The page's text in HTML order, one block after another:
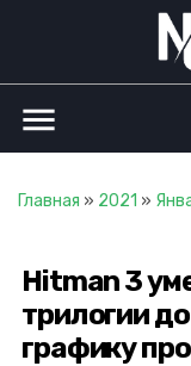
menu
Главная » 2021 »
Hitman 3
трилогии
графику